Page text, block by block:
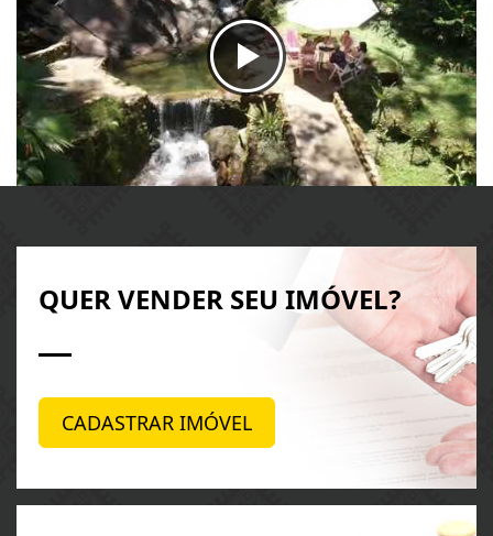
QUER VENDER SEU IMÓVEL?
CADASTRAR IMÓVEL